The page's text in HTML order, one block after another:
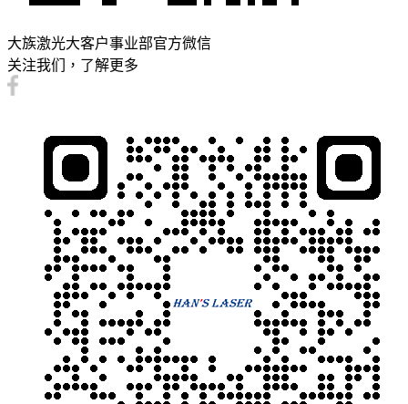
大族激光大客户事业部官方微信
关注我们，了解更多